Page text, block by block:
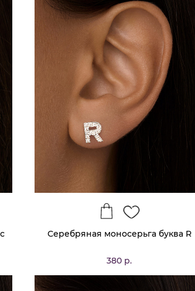
Серебряная моносерьга буква R
380 р.